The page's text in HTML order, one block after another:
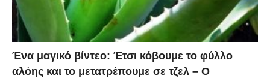
Ένα μαγικό βίντεο: Έτσι κόβουμε το φύλλο
αλόης και το μετατρέπουμε σε τζελ – O